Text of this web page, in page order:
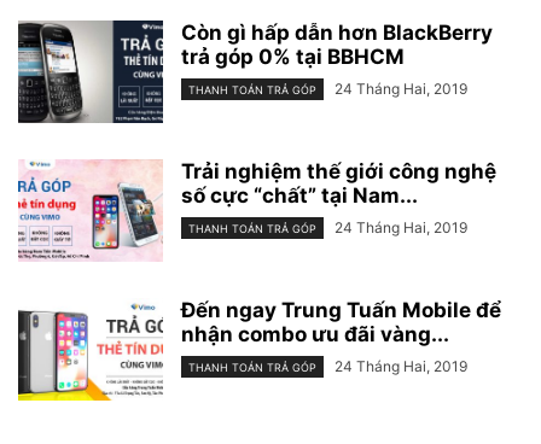
Còn gì hấp dẫn hơn BlackBerry
trả góp 0% tại BBHCM
THANH TOÁN TRẢ GÓP 24 Tháng Hai, 2019
Trải nghiệm thế giới công nghệ
số cực “chất” tại Nam...
THANH TOÁN TRẢ GÓP 24 Tháng Hai, 2019
Đến ngay Trung Tuấn Mobile để
nhận combo ưu đãi vàng...
THANH TOÁN TRẢ GÓP 24 Tháng Hai, 2019